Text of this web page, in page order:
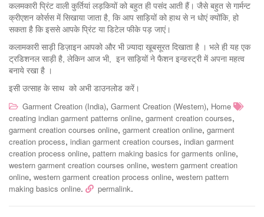
कलमकारी प्रिंट वाली कुर्तियां लड़कियों को बहुत ही पसंद आती हैं। जैसे बहुत से गार्मन्ट
क्रीएशन कोर्सस में सिखाया जाता है, कि आप साड़ियों को हाथ से न धोएं क्योंकि, हो
सकता है कि इससे आपके प्रिंट या डिटेल फीके पड़ जाएं।
कलामकारी साड़ी डिज़ाइन आपको और भी ज़्यादा खूबसूरत दिखाता है । भले ही यह एक
ट्रडिशनल साड़ी है, लेकिन आज भी, इन साड़ियों ने फैशन इन्डस्ट्री में अपना महत्व
बनाये रखा है ।
इसी उत्साह के साथ को अभी डाउनलोड करें।
Garment Creation (India), Garment Creation (Western), Home
creating indian garment patterns online, garment creation courses,
garment creation courses online, garment creation online, garment
creation process, indian garment creation courses, indian garment
creation process online, pattern making basics for garments online,
western garment creation courses online, western garment creation
online, western garment creation process online, western pattern
making basics online. permalink.